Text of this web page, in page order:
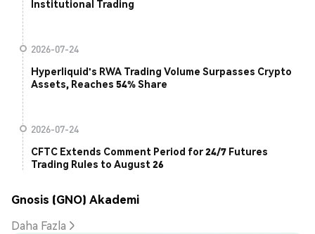
Institutional Trading
2026-07-24
Hyperliquid's RWA Trading Volume Surpasses Crypto
Assets, Reaches 54% Share
2026-07-24
CFTC Extends Comment Period for 24/7 Futures
Trading Rules to August 26
Gnosis (GNO) Akademi
Daha Fazla